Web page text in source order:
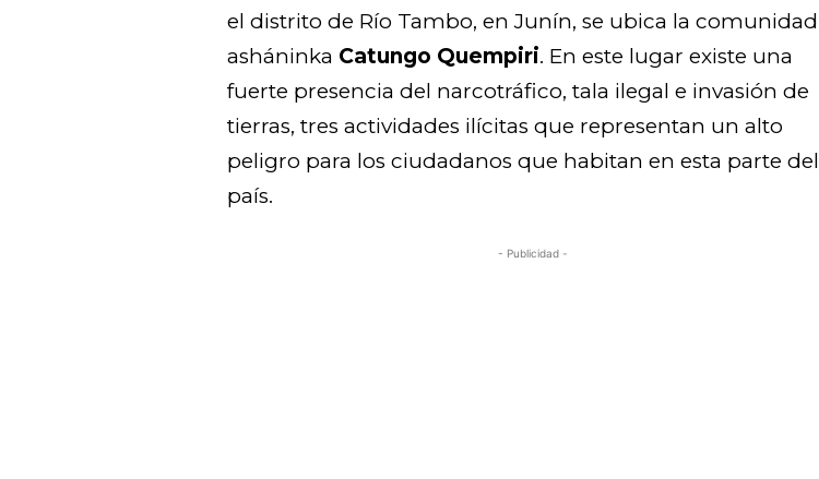
el distrito de Río Tambo, en Junín, se ubica la comunidad
asháninka Catungo Quempiri. En este lugar existe una
fuerte presencia del narcotráfico, tala ilegal e invasión de
tierras, tres actividades ilícitas que representan un alto
peligro para los ciudadanos que habitan en esta parte del
país.
- Publicidad -